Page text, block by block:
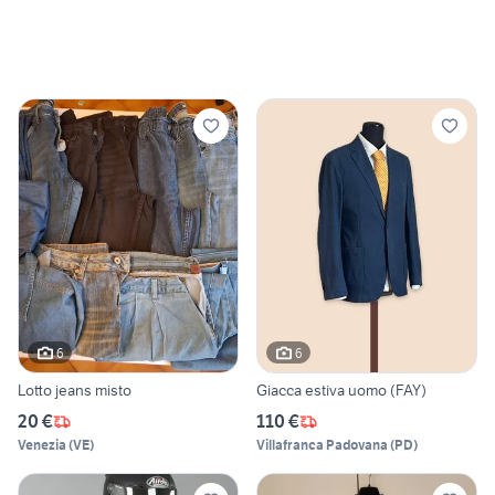
6
Lotto jeans misto
20 €
Venezia (VE)
6
Giacca estiva uomo (FAY)
110 €
Villafranca Padovana (PD)